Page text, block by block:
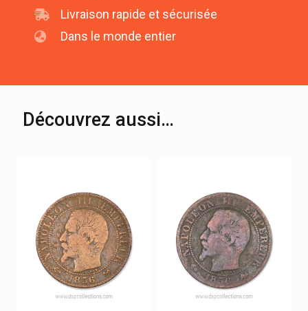
Livraison rapide et sécurisée
Dans le monde entier
Découvrez aussi…